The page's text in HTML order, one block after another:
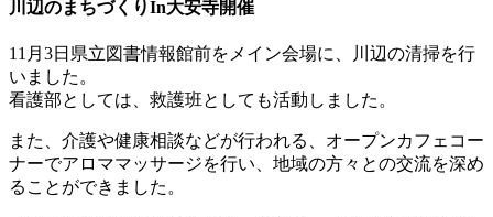
川辺のまちづくりIn大安寺開催
11月3日県立図書情報館前をメイン会場に、川辺の清掃を行
いました。
看護部としては、救護班としても活動しました。
また、介護や健康相談などが行われる、オープンカフェコー
ナーでアロママッサージを行い、地域の方々との交流を深め
ることができました。